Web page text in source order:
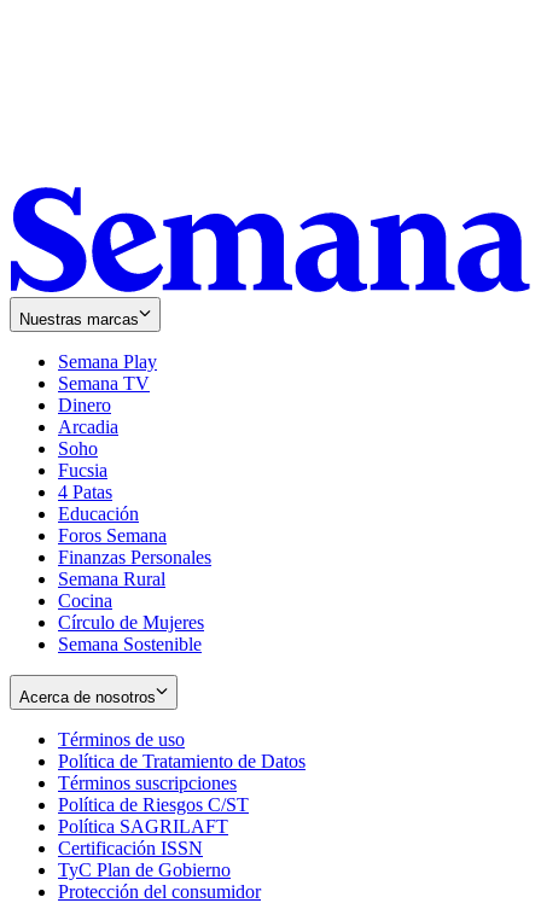
Nuestras marcas
Semana Play
Semana TV
Dinero
Arcadia
Soho
in
new
window
Fucsia
in
new
window
4 Patas
Educación
Foros Semana
Finanzas Personales
Semana Rural
Cocina
Círculo de Mujeres
Semana Sostenible
Acerca de nosotros
Términos de uso
in
new
window
Política de Tratamiento de Datos
Términos suscripciones
in
Política de Riesgos C/ST
Política SAGRILAFT
new
window
Certificación ISSN
in
new
TyC Plan de Gobierno
in
Protección del consumidorOpens